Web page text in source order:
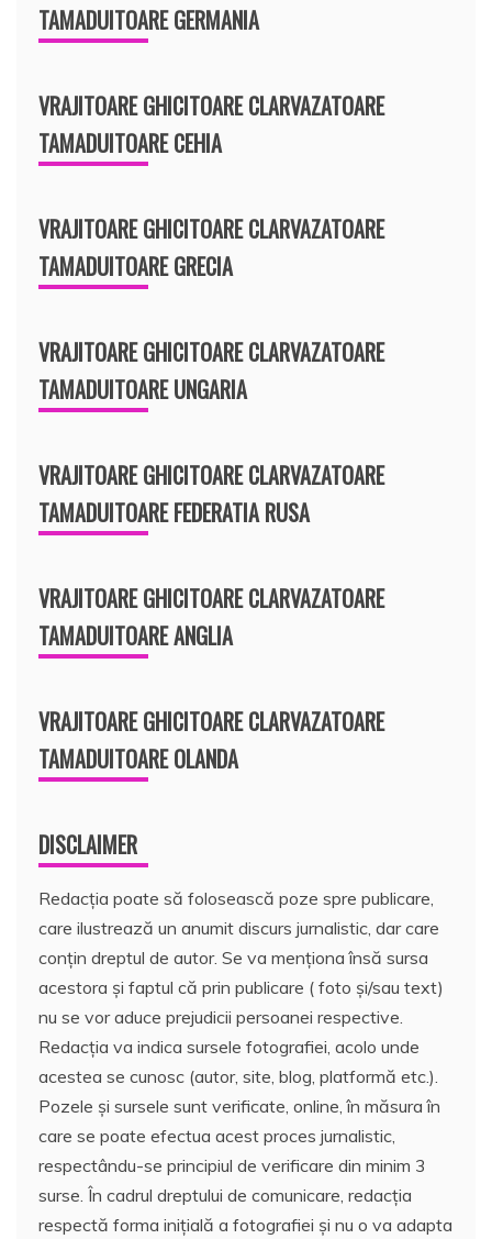
TAMADUITOARE GERMANIA
VRAJITOARE GHICITOARE CLARVAZATOARE
TAMADUITOARE CEHIA
VRAJITOARE GHICITOARE CLARVAZATOARE
TAMADUITOARE GRECIA
VRAJITOARE GHICITOARE CLARVAZATOARE
TAMADUITOARE UNGARIA
VRAJITOARE GHICITOARE CLARVAZATOARE
TAMADUITOARE FEDERATIA RUSA
VRAJITOARE GHICITOARE CLARVAZATOARE
TAMADUITOARE ANGLIA
VRAJITOARE GHICITOARE CLARVAZATOARE
TAMADUITOARE OLANDA
DISCLAIMER
Redacția poate să folosească poze spre publicare,
care ilustrează un anumit discurs jurnalistic, dar care
conțin dreptul de autor. Se va menționa însă sursa
acestora și faptul că prin publicare ( foto și/sau text)
nu se vor aduce prejudicii persoanei respective.
Redacția va indica sursele fotografiei, acolo unde
acestea se cunosc (autor, site, blog, platformă etc.).
Pozele și sursele sunt verificate, online, în măsura în
care se poate efectua acest proces jurnalistic,
respectându-se principiul de verificare din minim 3
surse. În cadrul dreptului de comunicare, redacția
respectă forma inițială a fotografiei și nu o va adapta